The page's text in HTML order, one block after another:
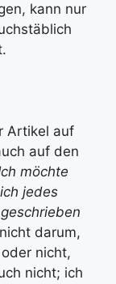
kann nur
Artikel auf
auf den
möchte
jedes
darum,
nicht,
nicht; ich